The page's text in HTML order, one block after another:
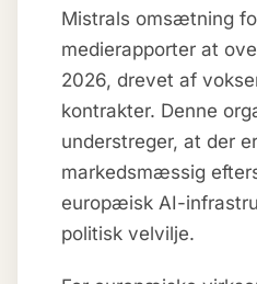
Mistrals omsætning
medierapporter at
2026, drevet af
kontrakter. Denne
understreger, at der
markedsmæssig
europæisk AI-
politisk velvilje.